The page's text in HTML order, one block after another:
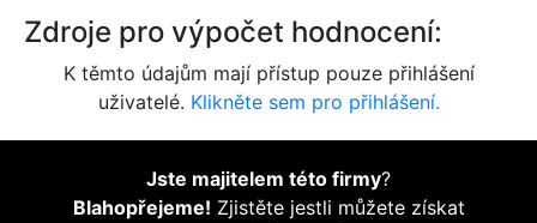
Zdroje pro výpočet hodnocení:
K těmto údajům mají přístup pouze přihlášení
uživatelé. Klikněte sem pro přihlášení.
Jste majitelem této firmy?
Blahopřejeme! Zjistěte jestli můžete získat